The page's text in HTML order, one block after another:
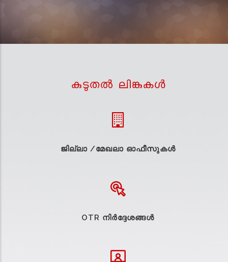
കുടുതല്‍ ലിങ്കുകള്‍
ജില്ലാ /മേഖലാ ഓഫീസുകള്‍
OTR നിർദ്ദേശങ്ങൾ